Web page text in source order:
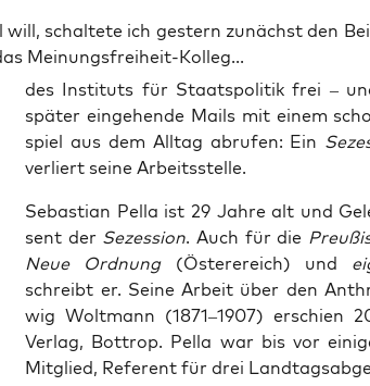
will, schaltete ich gestern zunächst den
Meinungsfreiheit-Kolleg...
des Insti­tuts für Staats­po­li­tik frei –
spä­ter ein­ge­hen­de Mails mit einem
spiel aus dem All­tag abru­fen: Ein
ver­liert sei­ne Arbeitsstelle.
Sebas­ti­an Pel­la ist 29 Jah­re alt und
sent der Sezes­si­on. Auch für die
Neue Ord­nung(Öste­re­r­eich) und
schreibt er. Sei­ne Arbeit über den
wig Wolt­mann (1871–1907) erschien
Ver­lag, Bot­trop. Pel­la war bis vor
Mit­glied, Refe­rent für drei